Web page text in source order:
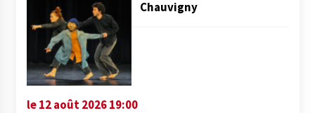
Chauvigny
le 12 août 2026 19:00